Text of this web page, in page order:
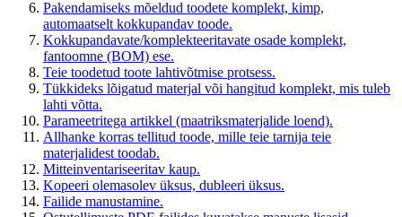
Pakendamiseks mõeldud toodete komplekt, kimp,
automaatselt kokkupandav toode.
Kokkupandavate/komplekteeritavate osade komplekt,
fantoomne (BOM) ese.
Teie toodetud toote lahtivõtmise protsess.
Tükkideks lõigatud materjal või hangitud komplekt, mis tuleb
lahti võtta.
Parameetritega artikkel (maatriksmaterjalide loend).
Allhanke korras tellitud toode, mille teie tarnija teie
materjalidest toodab.
Mitteinventariseeritav kaup.
Kopeeri olemasolev üksus, dubleeri üksus.
Failide manustamine.